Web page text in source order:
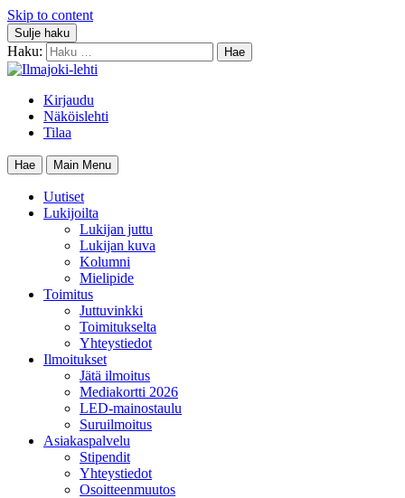
Skip to content
Sulje haku
Haku:
Kirjaudu
Näköislehti
Tilaa
Hae Main Menu
Uutiset
Lukijoilta
Lukijan juttu
Lukijan kuva
Kolumni
Mielipide
Toimitus
Juttuvinkki
Toimitukselta
Yhteystiedot
Ilmoitukset
Jätä ilmoitus
Mediakortti 2026
LED-mainostaulu
Suruilmoitus
Asiakaspalvelu
Stipendit
Yhteystiedot
Osoitteenmuutos